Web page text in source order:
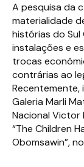
A pesquisa da
materialidade
histórias do Sul
instalações e
trocas
contrárias ao
Recentemente,
Galeria Marli
Nacional Victor
“The Children
Obomsawin”,